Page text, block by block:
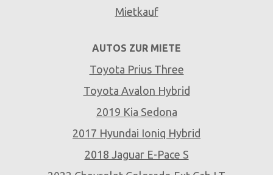
Mietkauf
AUTOS ZUR MIETE
Toyota Prius Three
Toyota Avalon Hybrid
2019 Kia Sedona
2017 Hyundai Ioniq Hybrid
2018 Jaguar E-Pace S